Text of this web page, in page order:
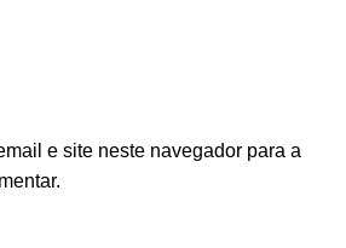
e site neste navegador para a